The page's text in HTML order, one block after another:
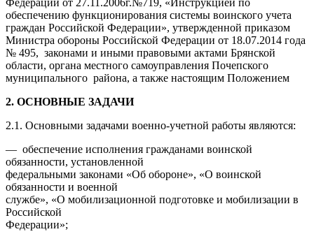
обеспечению функционирования системы воинского учета
граждан Российской Федерации», утвержденной приказом
Министра обороны Российской Федерации от 18.07.2014 года
№ 495, законами и иными правовыми актами Брянской
области, органа местного самоуправления Почепского
муниципального района, а также настоящим Положением
2. ОСНОВНЫЕ ЗАДАЧИ
2.1. Основными задачами военно-учетной работы являются:
— обеспечение исполнения гражданами воинской
обязанности, установленной
федеральными законами «Об обороне», «О воинской
обязанности и военной
службе», «О мобилизационной подготовке и мобилизации в
Российской
Федерации»;